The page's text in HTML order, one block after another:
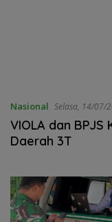
Nasional
VIOLA dan BPJS
Daerah 3T